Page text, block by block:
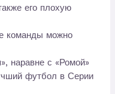
его плохую
команды можно
наравне с «Ромой»
футбол в Серии